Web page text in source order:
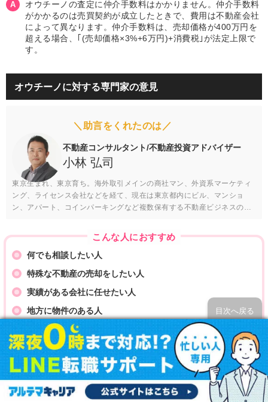
オウチーノの査定に仲介手数料はかかりません。仲介手数料
がかかるのは売買契約が成立したときで、費用は不動産会社
によって異なります。仲介手数料は、売却価格が400万円を
超える場合、｢(売却価格×3%+6万円)+消費税｣が法定上限で
す。
オウチーノに対する専門家の意見
＼助言をくれたのは／
不動産コンサルタント/不動産投資アドバイザー
小林 弘司
東京生まれ、東京育ち。海外取引メインの商社マン、外資系マーケティ
ング、ライセンス会社などを経て、現在は東京都内にビル、マンショ
ン、アパート、コインパーキングなど複数保有する不動産ビジネスのオ
営者、地元の区の「ビジネス相談員」、企業顧問なども行っています。
こんな人におすすめ
何でも相談したい人
特殊な不動産の売却をしたい人
実績がある会社に任せたい人
地方に物件のある人
何でも相談したい人向け
オウチーノは、 不動産売却で分からないことがあれば、いつでも
目次へ戻る